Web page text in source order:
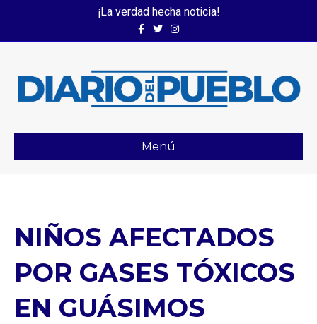
¡La verdad hecha noticia!
FacebookTwitterInstagram
Menú
NIÑOS AFECTADOS
POR GASES TÓXICOS
EN GUÁSIMOS